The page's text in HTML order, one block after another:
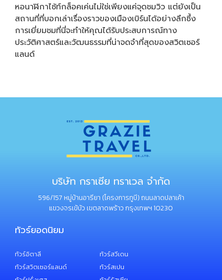
หอนาฬิกาไซ้ท์กล็อคเค่นไม่ใช่เพียงแค่จุดชมวิว แต่ยังเป็น
สถานที่ที่บอกเล่าเรื่องราวของเมืองเบิร์นได้อย่างลึกซึ้ง
การเยี่ยมชมที่นี่จะทำให้คุณได้รับประสบการณ์ทาง
ประวัติศาสตร์และวัฒนธรรมที่น่าจดจำที่สุดของสวิตเซอร์
แลนด์
บริษัท กราเซีย ทราเวล จำกัด
596/157 หมู่บ้านอารียา (โครงการทูบี) ถนนลาดปลาเค้า
แขวงจรเข้บัว เขตลาดพร้าว กรุงเทพฯ 10230
ทัวร์ยอดนิยม
ทัวร์อิตาลี
ทัวร์สวิตเซอร์แลนด์
ทัวร์สวีเดน
ทัวร์สเปน